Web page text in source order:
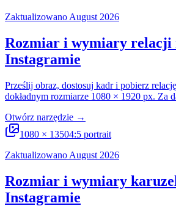
Zaktualizowano August 2026
Rozmiar i wymiary relacji
Instagramie
Prześlij obraz, dostosuj kadr i pobierz
dokładnym rozmiarze 1080 × 1920 px. Za
Otwórz narzędzie →
1080 × 13504:5 portrait
Zaktualizowano August 2026
Rozmiar i wymiary
Instagramie